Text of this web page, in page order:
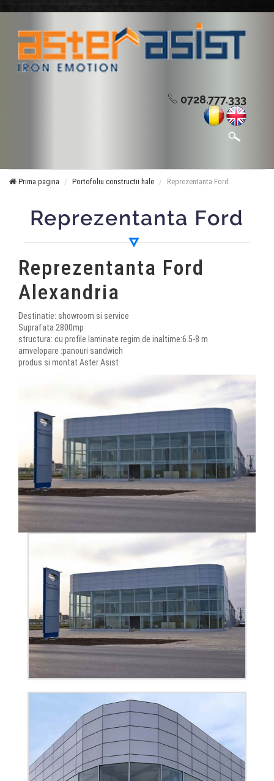
0728.777.333
Prima pagina Portofoliu constructii hale Reprezentanta Ford
Reprezentanta Ford
Reprezentanta Ford
Alexandria
Destinatie: showroom si service
Suprafata 2800mp
structura: cu profile laminate regim de inaltime:6.5-8 m
amvelopare :panouri sandwich
produs si montat Aster Asist